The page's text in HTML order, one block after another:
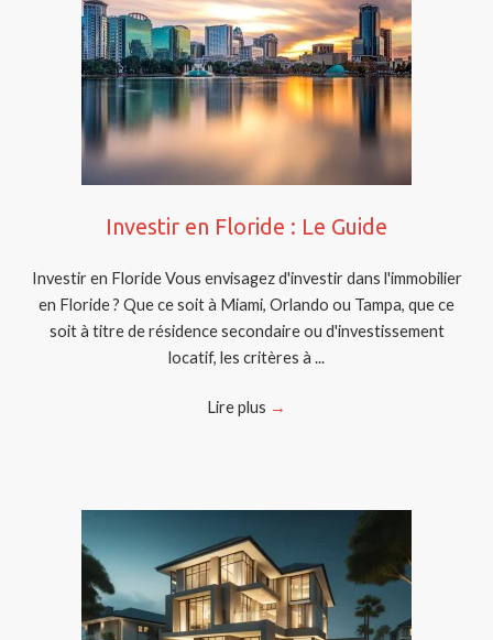
Investir en Floride : Le Guide
Investir en Floride Vous envisagez d'investir dans l'immobilier
en Floride ? Que ce soit à Miami, Orlando ou Tampa, que ce
soit à titre de résidence secondaire ou d'investissement
locatif, les critères à ...
Lire plus →